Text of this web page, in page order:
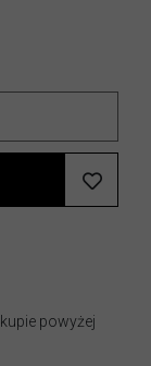
powyżej